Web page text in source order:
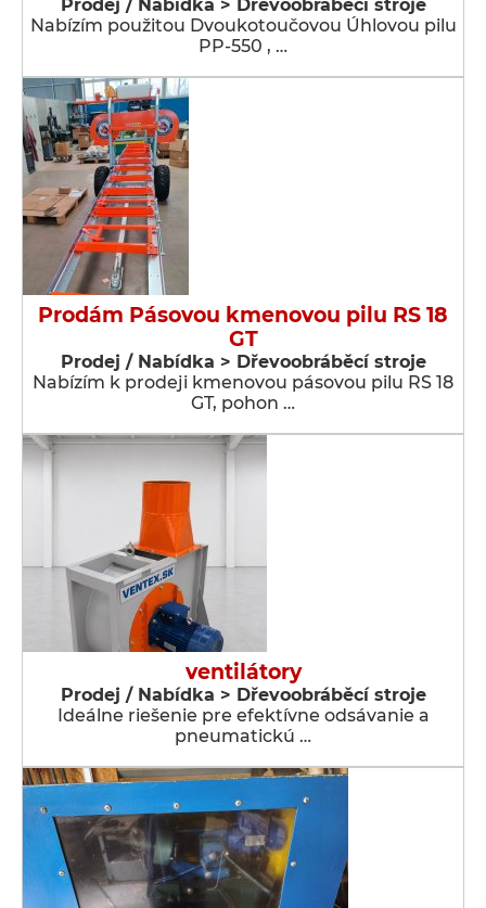
Prodej / Nabídka > Dřevoobráběcí stroje
Nabízím použitou Dvoukotoučovou Úhlovou pilu
PP-550 , …
Prodám Pásovou kmenovou pilu RS 18
GT
Prodej / Nabídka > Dřevoobráběcí stroje
Nabízím k prodeji kmenovou pásovou pilu RS 18
GT, pohon …
ventilátory
Prodej / Nabídka > Dřevoobráběcí stroje
Ideálne riešenie pre efektívne odsávanie a
pneumatickú …